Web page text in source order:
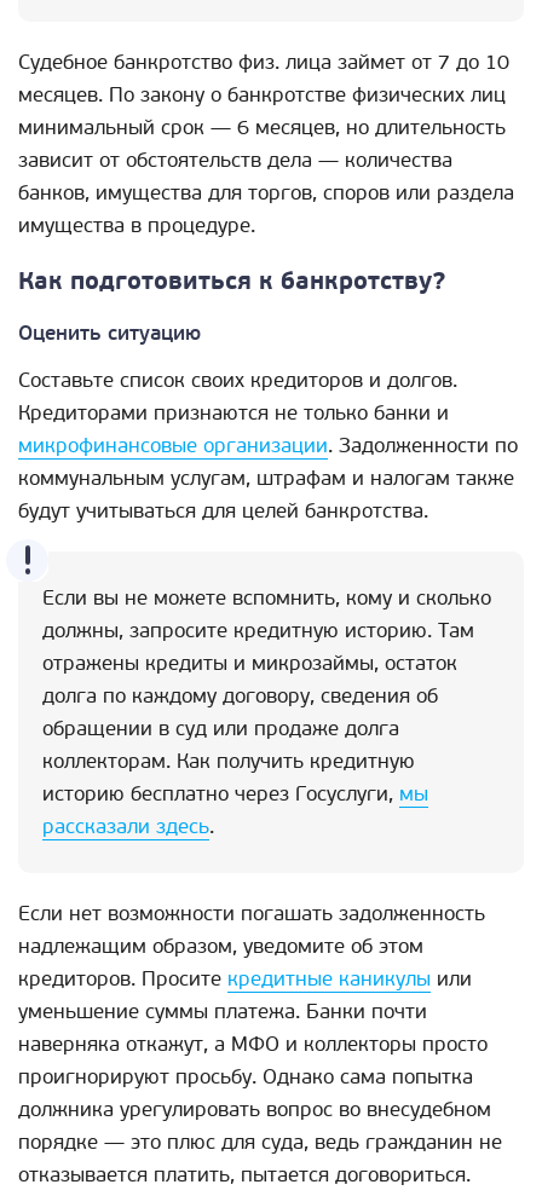
Судебное банкротство физ. лица займет от 7 до 10
месяцев. По закону о банкротстве физических лиц
минимальный срок — 6 месяцев, но длительность
зависит от обстоятельств дела — количества
банков, имущества для торгов, споров или раздела
имущества в процедуре.
Как подготовиться к банкротству?
Оценить ситуацию
Составьте список своих кредиторов и долгов.
Кредиторами признаются не только банки и
микрофинансовые организации. Задолженности по
коммунальным услугам, штрафам и налогам также
будут учитываться для целей банкротства.
Если вы не можете вспомнить, кому и сколько
должны, запросите кредитную историю. Там
отражены кредиты и микрозаймы, остаток
долга по каждому договору, сведения об
обращении в суд или продаже долга
коллекторам. Как получить кредитную
историю бесплатно через Госуслуги, мы
рассказали здесь.
Если нет возможности погашать задолженность
надлежащим образом, уведомите об этом
кредиторов. Просите кредитные каникулы или
уменьшение суммы платежа. Банки почти
наверняка откажут, а МФО и коллекторы просто
проигнорируют просьбу. Однако сама попытка
должника урегулировать вопрос во внесудебном
порядке — это плюс для суда, ведь гражданин не
отказывается платить, пытается договориться.